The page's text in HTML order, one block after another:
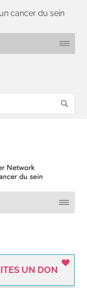
cancer du sein
UN DON